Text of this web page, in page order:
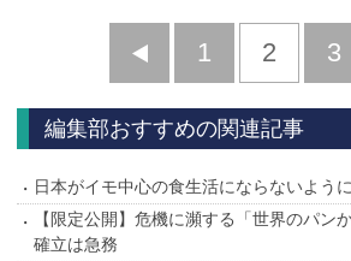
前
へ
1 2 3
編集部おすすめの関連記事
日本がイモ中心の食生活にならないよう
【限定公開】危機に瀕する「世界のパン
確立は急務